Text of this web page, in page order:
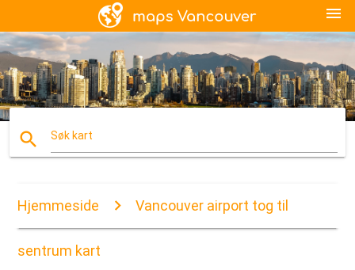
menu
search Søk kart
Hjemmeside Vancouver airport tog til
sentrum kart